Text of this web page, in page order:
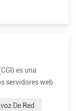
es una
servidores web
a menudo
De Red